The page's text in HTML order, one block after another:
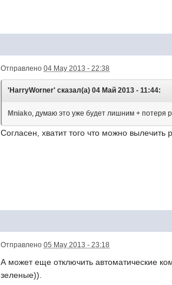
Отправлено 04 May 2013 - 22:38
'HarryWorner' сказал(а) 04 Май 2013 - 11:44:
Mniako, думаю это уже будет лишним + потеря
Согласен, хватит того что можно вылечить
Отправлено 05 May 2013 - 23:18
А может еще отключить автоматические
зеленые)).